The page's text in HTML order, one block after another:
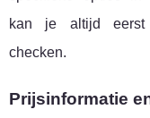
kan je altijd
checken.
Prijsinformatie